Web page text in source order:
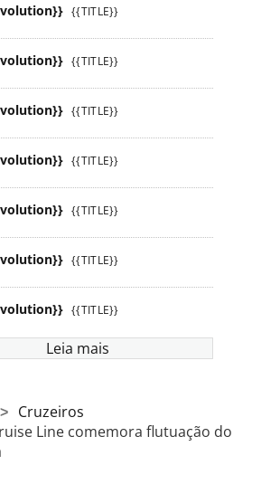
{{TITLE}}
{{TITLE}}
{{TITLE}}
{{TITLE}}
{{TITLE}}
{{TITLE}}
{{TITLE}}
Leia mais
Cruzeiros
Line comemora flutuação do